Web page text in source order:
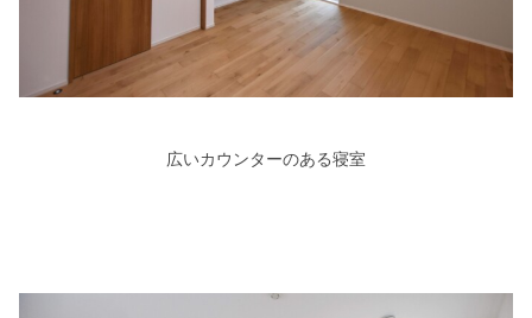
広いカウンターのある寝室